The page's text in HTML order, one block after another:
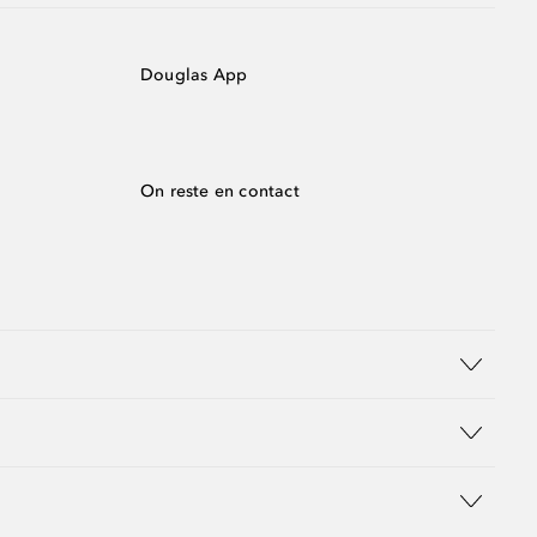
Douglas App
On reste en contact